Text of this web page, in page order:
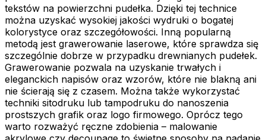
tekstów na powierzchni pudełka. Dzięki tej technice
można uzyskać wysokiej jakości wydruki o bogatej
kolorystyce oraz szczegółowości. Inną popularną
metodą jest grawerowanie laserowe, które sprawdza się
szczególnie dobrze w przypadku drewnianych pudełek.
Grawerowanie pozwala na uzyskanie trwałych i
eleganckich napisów oraz wzorów, które nie blakną ani
nie ścierają się z czasem. Można także wykorzystać
techniki sitodruku lub tampodruku do nanoszenia
prostszych grafik oraz logo firmowego. Oprócz tego
warto rozważyć ręczne zdobienia – malowanie